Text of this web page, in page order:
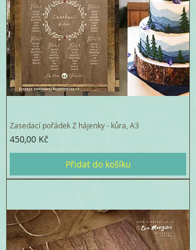
Zasedací pořádek Z hájenky - kůra, A3
Cena
450,00 Kč
Přidat do košíku